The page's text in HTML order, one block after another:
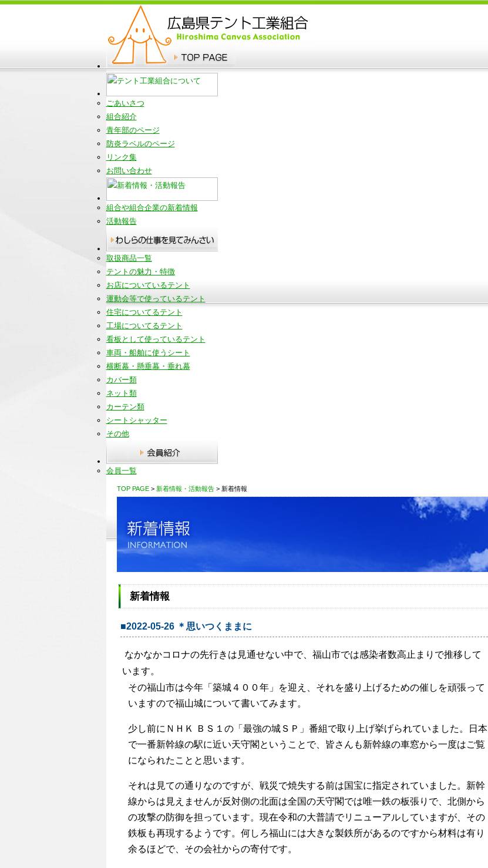
ごあいさつ
組合紹介
青年部のページ
防炎ラベルのページ
リンク集
お問い合わせ
組合や組合企業の新着情報
活動報告
取扱商品一覧
テントの魅力・特徴
お店についているテント
運動会等で使っているテント
住宅についてるテント
工場についてるテント
看板として使っているテント
車両・船舶に使うシート
横断幕・懸垂幕・垂れ幕
カバー類
ネット類
カーテン類
シートシャッター
その他
会員一覧
TOP PAGE> 新着情報・活動報告> 新着情報
新着情報
■2022-05-26 ＊思いつくままに
なかなかコロナの先行きは見通せない中で、福山市では感染者数高止まりで推移して
います。
その福山市は今年「築城４００年」を迎え、それを盛り上げるための催しを頑張って
いますので福山城について書いてみます。
少し前にＮＨＫ
ＢＳ１の「最強の城ＳＰ」番組で取り上げ挙げられていました。日本
で一番新幹線の駅に近い天守閣ということで、皆さんも新幹線の車窓から一度はご覧
になられたことと思います。
それは見ての通りなのですが、戦災で焼失する前は国宝に指定されていました。新幹
線からは見えませんが反対側の北面は全国の天守閣では唯一鉄の板張りで、北側から
の攻撃の防御を担っています。現在令和の大普請でリニューアルしていますが、その
鉄板も再現するようです。何しろ福山には大きな製鉄所があるのですから材料は有り
余るほどで、その会社からの寄付です。